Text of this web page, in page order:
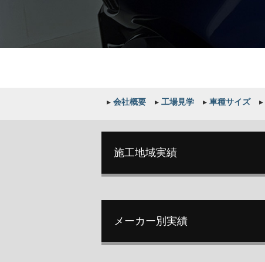
▸ 会社概要 ▸ 工場見学 ▸ 車種サイズ ▸
施工地域実績
メーカー別実績